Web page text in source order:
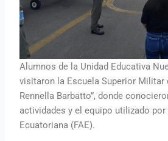
Alumnos de la Unidad Educativa
visitaron la Escuela Superior Militar
Rennella Barbatto”, donde
actividades y el equipo utilizado por
Ecuatoriana (FAE).